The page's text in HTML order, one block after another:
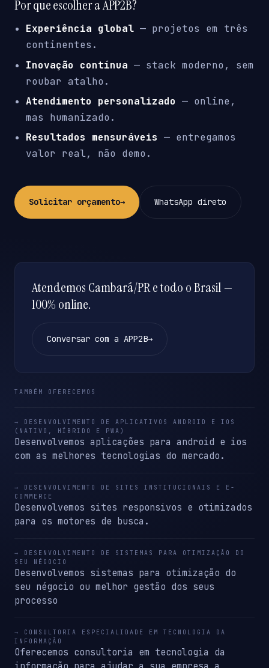
Por que escolher a APP2B?
Experiência global — projetos em três
continentes.
Inovação contínua — stack moderno, sem
roubar atalho.
Atendimento personalizado — online,
mas humanizado.
Resultados mensuráveis — entregamos
valor real, não demo.
Solicitar orçamento→ WhatsApp direto
Atendemos Cambará/PR e todo o Brasil —
100% online.
Conversar com a APP2B→
TAMBÉM OFERECEMOS
→ DESENVOLVIMENTO DE APLICATIVOS ANDROID E IOS
(NATIVO, HÍBRIDO E PWA)
Desenvolvemos aplicações para android e ios
com as melhores tecnologias do mercado.
→ DESENVOLVIMENTO DE SITES INSTITUCIONAIS E E-
COMMERCE
Desenvolvemos sites responsivos e otimizados
para os motores de busca.
→ DESENVOLVIMENTO DE SISTEMAS PARA OTIMIZAÇÃO DO
SEU NÉGOCIO
Desenvolvemos sistemas para otimização do
seu négocio ou melhor gestão dos seus
processo
→ CONSULTORIA ESPECIALIDADE EM TECNOLOGIA DA
INFORMAÇÃO
Oferecemos consultoria em tecnologia da